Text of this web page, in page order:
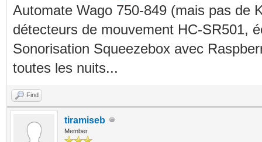
Automate Wago 750-849 (mais pas de
détecteurs de mouvement HC-SR501,
Sonorisation Squeezebox avec
toutes les nuits...
Find
tiramiseb
Member